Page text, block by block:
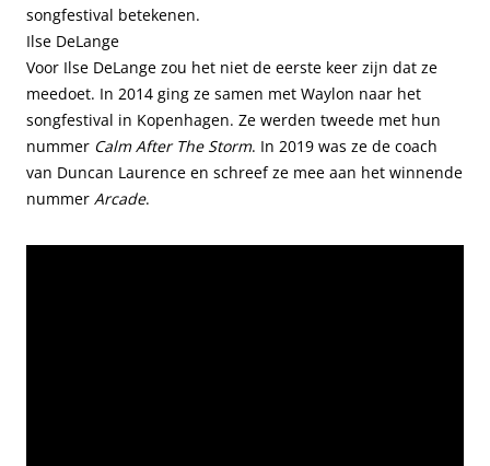
songfestival betekenen.
Ilse DeLange
Voor Ilse DeLange zou het niet de eerste keer zijn dat ze
meedoet. In 2014 ging ze samen met Waylon naar het
songfestival in Kopenhagen. Ze werden tweede met hun
nummer Calm After The Storm. In 2019 was ze de coach
van Duncan Laurence en schreef ze mee aan het winnende
nummer Arcade.